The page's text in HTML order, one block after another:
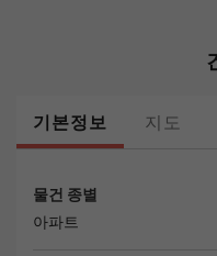
기본정보 지도
물건 종별
아파트